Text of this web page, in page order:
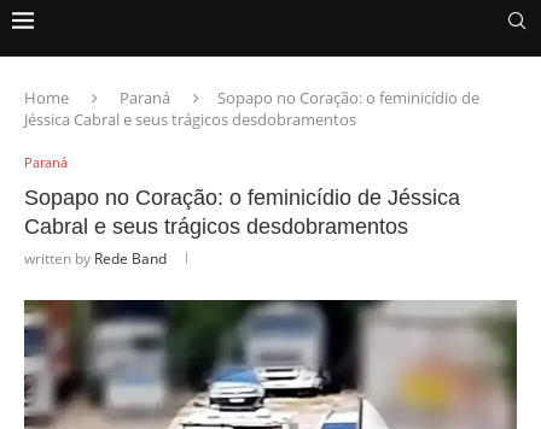
Home Paraná
Sopapo no Coração: o feminicídio de
Jéssica Cabral e seus trágicos desdobramentos
Paraná
Sopapo no Coração: o feminicídio de Jéssica
Cabral e seus trágicos desdobramentos
written by Rede Band